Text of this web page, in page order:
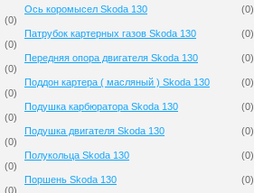
(0)
(0)
(0)
(0)
(0)
(0)
(0)
(0)
Ось коромысел Skoda 130 (0)
Патрубок картерных газов Skoda 130 (0)
Передняя опора двигателя Skoda 130 (0)
Поддон картера ( масляный ) Skoda 130 (0)
Подушка карбюратора Skoda 130 (0)
Подушка двигателя Skoda 130 (0)
Полукольца Skoda 130 (0)
Поршень Skoda 130 (0)